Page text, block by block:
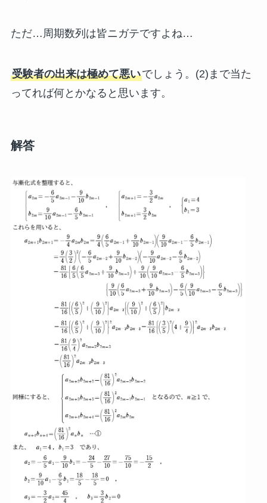
ただ…周期数列は皆ニガテですよね…
受験者の出来は極めて悪いでしょう。(2)まで当た
ってれば何とかなると思います。
解答